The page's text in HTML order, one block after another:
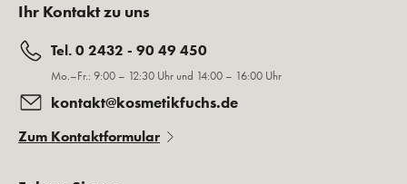
Ihr Kontakt zu uns
Tel. 0 2432 - 90 49 450
Mo.–Fr.: 9:00 – 12:30 Uhr und 14:00 – 16:00 Uhr
kontakt@kosmetikfuchs.de
Zum Kontaktformular